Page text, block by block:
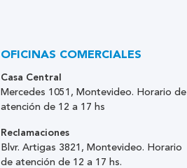
OFICINAS COMERCIALES
Casa Central
Mercedes 1051, Montevideo. Horario de
atención de 12 a 17 hs
Reclamaciones
Blvr. Artigas 3821, Montevideo. Horario
de atención de 12 a 17 hs.